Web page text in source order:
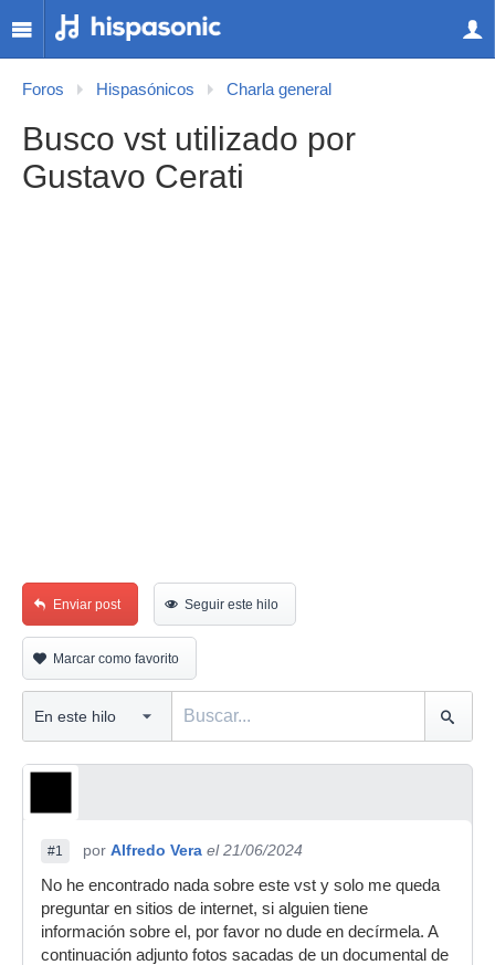
Foros Hispasónicos Charla general
Busco vst utilizado por
Gustavo Cerati
Enviar post Seguir este hilo
Marcar como favorito
#1 por Alfredo Vera el 21/06/2024
No he encontrado nada sobre este vst y solo me queda
preguntar en sitios de internet, si alguien tiene
información sobre el, por favor no dude en decírmela. A
continuación adjunto fotos sacadas de un documental de